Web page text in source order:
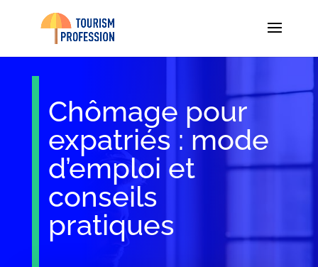
Chômage pour
expatriés : mode
d’emploi et
conseils
pratiques